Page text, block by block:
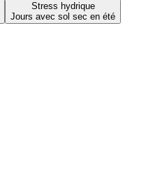
Stress hydrique
Jours avec sol sec en été